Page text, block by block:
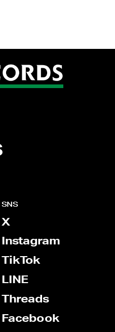
SNS
X
Instagram
TikTok
LINE
Threads
Facebook